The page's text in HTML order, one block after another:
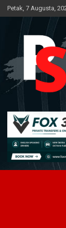
Skip
to
Petak, 7 Augusta,